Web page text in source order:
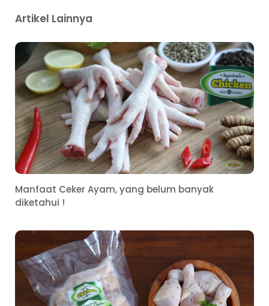
Artikel Lainnya
Manfaat Ceker Ayam, yang belum banyak
diketahui !